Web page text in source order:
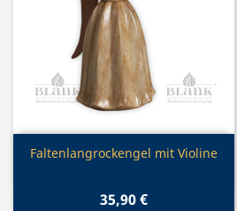
Vorschau
Faltenlangrockengel mit Violine
35,90 €